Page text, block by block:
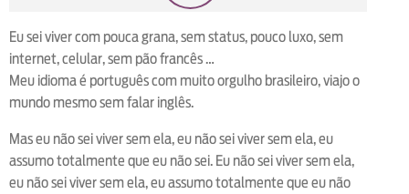
Eu sei viver com pouca grana, sem status, pouco luxo, sem
internet, celular, sem pão francês …
Meu idioma é português com muito orgulho brasileiro, viajo o
mundo mesmo sem falar inglês.
Mas eu não sei viver sem ela, eu não sei viver sem ela, eu
assumo totalmente que eu não sei. Eu não sei viver sem ela,
eu não sei viver sem ela, eu assumo totalmente que eu não